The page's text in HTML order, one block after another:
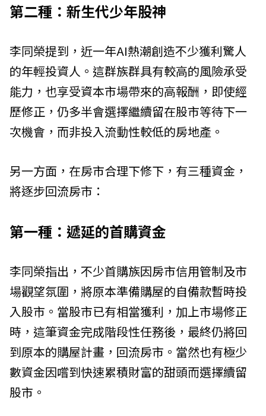
第二種：新生代少年股神
李同榮提到，近一年AI熱潮創造不少獲利驚人
的年輕投資人。這群族群具有較高的風險承受
能力，也享受資本市場帶來的高報酬，即使經
歷修正，仍多半會選擇繼續留在股市等待下一
次機會，而非投入流動性較低的房地產。
另一方面，在房市合理下修下，有三種資金，
將逐步回流房市：
第一種：遞延的首購資金
李同榮指出，不少首購族因房市信用管制及市
場觀望氛圍，將原本準備購屋的自備款暫時投
入股市。當股市已有相當獲利，加上市場修正
時，這筆資金完成階段性任務後，最終仍將回
到原本的購屋計畫，回流房市。當然也有極少
數資金因嚐到快速累積財富的甜頭而選擇續留
股市。